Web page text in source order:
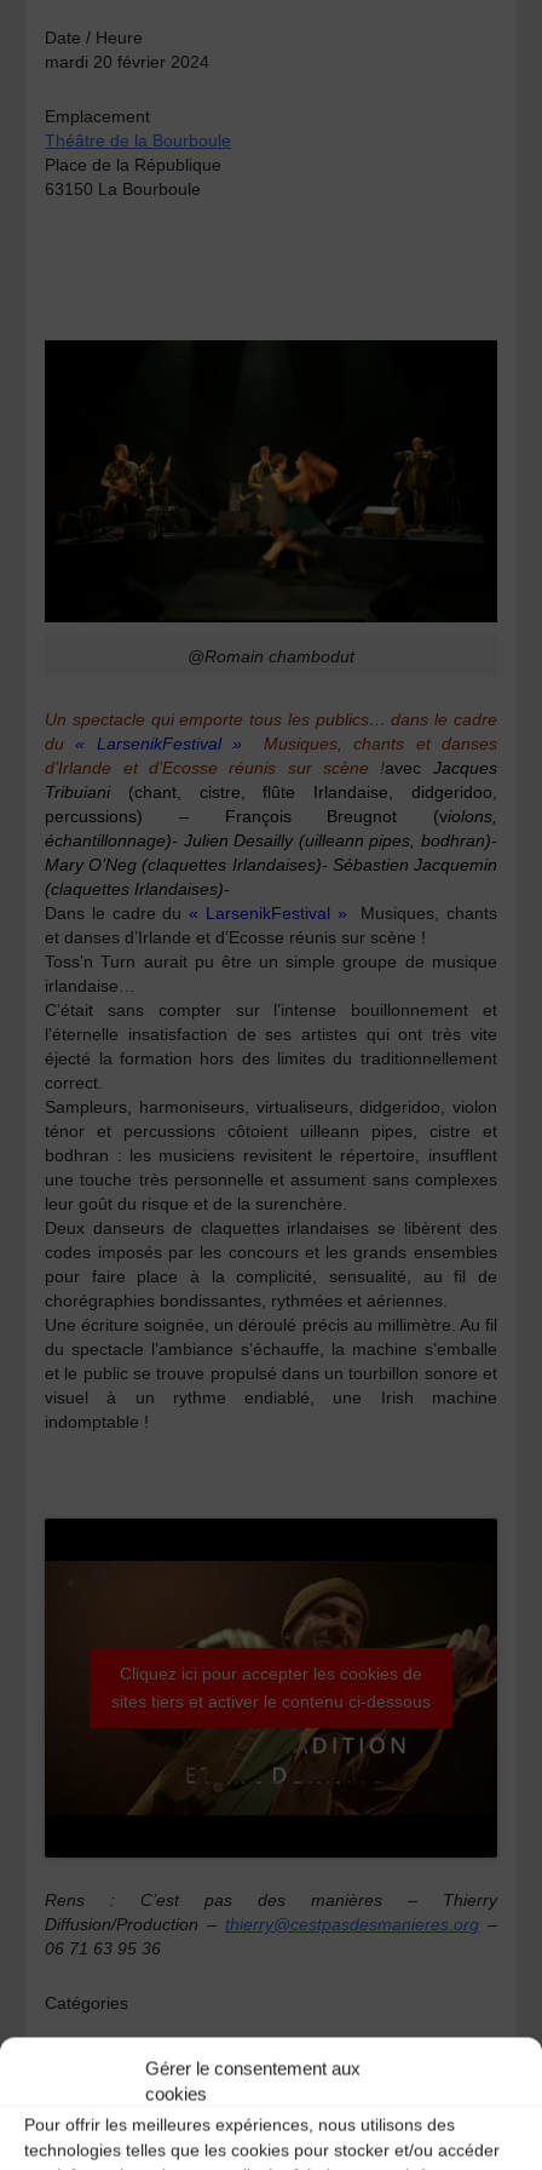
Gérer le consentement aux
cookies
Pour offrir les meilleures expériences, nous utilisons des
technologies telles que les cookies pour stocker et/ou accéder
Date / Heure
mardi 20 février 2024
Emplacement
Théâtre de la Bourboule
Place de la République
63150 La Bourboule
@Romain chambodut
Un spectacle qui emportetous les publics… dans le cadre
du « LarsenikFestival » Musiques, chants et danses
d’Irlande et d’Ecosse réunis sur scène !avec Jacques
Tribuiani(chant, cistre, flûte Irlandaise, didgeridoo,
percussions) – François Breugnot (violons,
échantillonnage)- Julien Desailly (uilleann pipes, bodhran)-
Mary O’Neg (claquettes Irlandaises)- Sébastien Jacquemin
(claquettes Irlandaises)-
Dans le cadre du « LarsenikFestival » Musiques, chants
et danses d’Irlande et d’Ecosse réunis sur scène !
Toss’n Turn aurait pu être un simple groupe de musique
irlandaise…
C’était sans compter sur l’intense bouillonnement et
l’éternelle insatisfaction de ses artistes qui ont très vite
éjecté la formation hors des limites du traditionnellement
correct.
Sampleurs, harmoniseurs, virtualiseurs, didgeridoo, violon
ténor et percussions côtoient uilleann pipes, cistre et
bodhran : les musiciens revisitent le répertoire, insufflent
une touche très personnelle et assument sans complexes
leur goût du risque et de la surenchère.
Deux danseurs de claquettes irlandaises se libèrent des
codes imposés par les concours et les grands ensembles
pour faire place à la complicité, sensualité, au fil de
chorégraphies bondissantes, rythmées et aériennes.
Une écriture soignée, un déroulé précis au millimètre. Au fil
du spectacle l’ambiance s’échauffe, la machine s’emballe
et le public se trouve propulsé dans un tourbillon sonore et
visuel à un rythme endiablé, une Irish machine
indomptable !
Cliquez ici pour accepter les cookies de
sites tiers et activer le contenu ci-dessous
Rens : C’est pas des manières – Thierry
Diffusion/Production – thierry@cestpasdesmanieres.org–
06 71 63 95 36
Catégories
Puy-de-Dôme agenda